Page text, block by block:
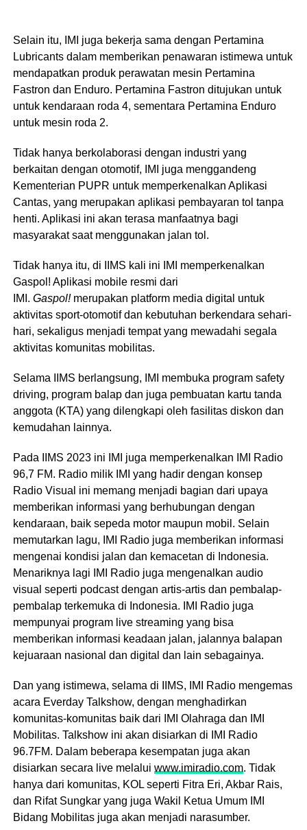
Selain itu, IMI juga bekerja sama dengan Pertamina
Lubricants dalam memberikan penawaran istimewa untuk
mendapatkan produk perawatan mesin Pertamina
Fastron dan Enduro. Pertamina Fastron ditujukan untuk
untuk kendaraan roda 4, sementara Pertamina Enduro
untuk mesin roda 2.
Tidak hanya berkolaborasi dengan industri yang
berkaitan dengan otomotif, IMI juga menggandeng
Kementerian PUPR untuk memperkenalkan Aplikasi
Cantas, yang merupakan aplikasi pembayaran tol tanpa
henti. Aplikasi ini akan terasa manfaatnya bagi
masyarakat saat menggunakan jalan tol.
Tidak hanya itu, di IIMS kali ini IMI memperkenalkan
Gaspol! Aplikasi mobile resmi dari
IMI. Gaspol!merupakan platform media digital untuk
aktivitas sport-otomotif dan kebutuhan berkendara sehari-
hari, sekaligus menjadi tempat yang mewadahi segala
aktivitas komunitas mobilitas.
Selama IIMS berlangsung, IMI membuka program safety
driving, program balap dan juga pembuatan kartu tanda
anggota (KTA) yang dilengkapi oleh fasilitas diskon dan
kemudahan lainnya.
Pada IIMS 2023 ini IMI juga memperkenalkan IMI Radio
96,7 FM. Radio milik IMI yang hadir dengan konsep
Radio Visual ini memang menjadi bagian dari upaya
memberikan informasi yang berhubungan dengan
kendaraan, baik sepeda motor maupun mobil. Selain
memutarkan lagu, IMI Radio juga memberikan informasi
mengenai kondisi jalan dan kemacetan di Indonesia.
Menariknya lagi IMI Radio juga mengenalkan audio
visual seperti podcast dengan artis-artis dan pembalap-
pembalap terkemuka di Indonesia. IMI Radio juga
mempunyai program live streaming yang bisa
memberikan informasi keadaan jalan, jalannya balapan
kejuaraan nasional dan digital dan lain sebagainya.
Dan yang istimewa, selama di IIMS, IMI Radio mengemas
acara Everday Talkshow, dengan menghadirkan
komunitas-komunitas baik dari IMI Olahraga dan IMI
Mobilitas. Talkshow ini akan disiarkan di IMI Radio
96.7FM. Dalam beberapa kesempatan juga akan
disiarkan secara live melalui www.imiradio.com. Tidak
hanya dari komunitas, KOL seperti Fitra Eri, Akbar Rais,
dan Rifat Sungkar yang juga Wakil Ketua Umum IMI
Bidang Mobilitas juga akan menjadi narasumber.